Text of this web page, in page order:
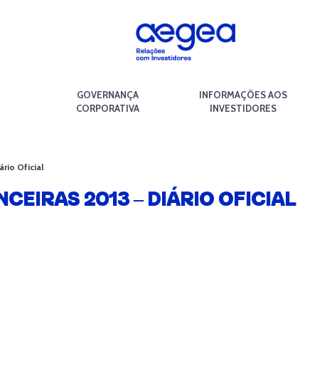
GOVERNANÇA
CORPORATIVA
INFORMAÇÕES AOS
INVESTIDORES
Oficial
2013 – DIÁRIO OFICIAL